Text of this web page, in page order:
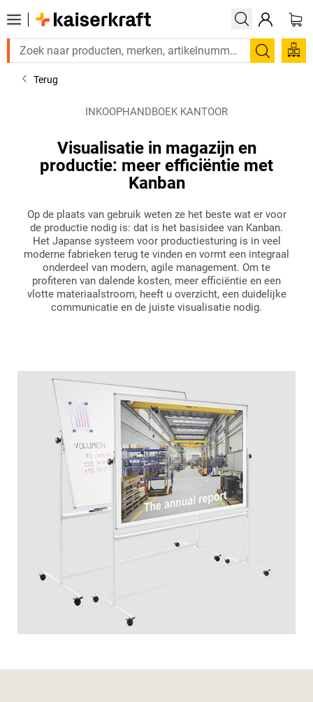
Zoeken
Terug
INKOOPHANDBOEK KANTOOR
Visualisatie in magazijn en
productie: meer efficiëntie met
Kanban
Op de plaats van gebruik weten ze het beste wat er voor
de productie nodig is: dat is het basisidee van Kanban.
Het Japanse systeem voor productiesturing is in veel
moderne fabrieken terug te vinden en vormt een integraal
onderdeel van modern, agile management. Om te
profiteren van dalende kosten, meer efficiëntie en een
vlotte materiaalstroom, heeft u overzicht, een duidelijke
communicatie en de juiste visualisatie nodig.